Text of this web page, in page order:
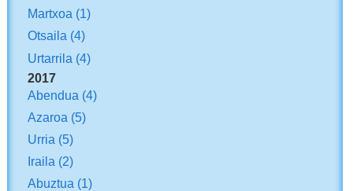
Martxoa (1)
Otsaila (4)
Urtarrila (4)
2017
Abendua (4)
Azaroa (5)
Urria (5)
Iraila (2)
Abuztua (1)